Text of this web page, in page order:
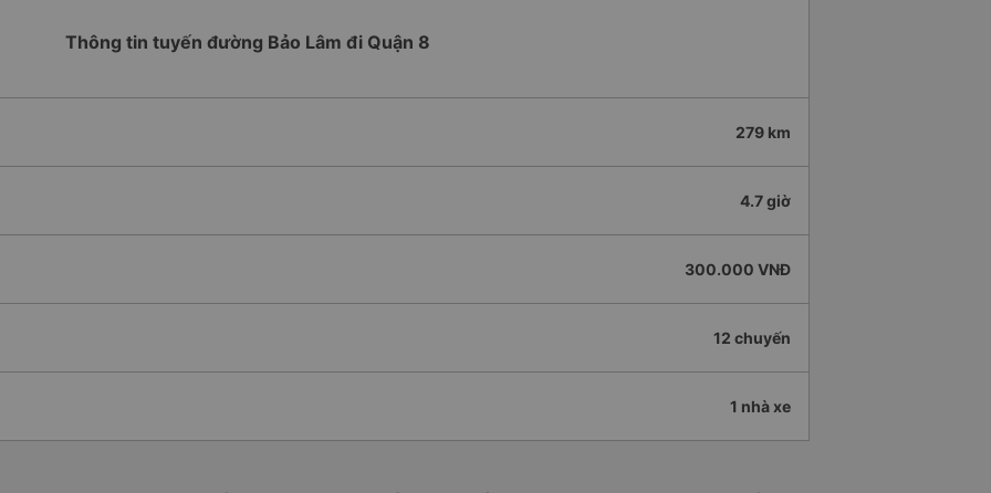
Thông tin tuyến đường Bảo Lâm đi Quận 8
279 km
4.7 giờ
300.000 VNĐ
12 chuyến
1 nhà xe